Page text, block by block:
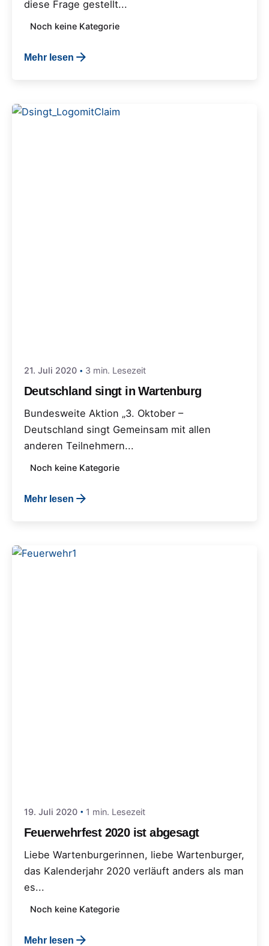
diese Frage gestellt...
Noch keine Kategorie
Mehr lesen
21. Juli 2020 3 min. Lesezeit
Deutschland singt in Wartenburg
Bundesweite Aktion „3. Oktober –
Deutschland singt Gemeinsam mit allen
anderen Teilnehmern...
Noch keine Kategorie
Mehr lesen
19. Juli 2020 1 min. Lesezeit
Feuerwehrfest 2020 ist abgesagt
Liebe Wartenburgerinnen, liebe Wartenburger,
das Kalenderjahr 2020 verläuft anders als man
es...
Noch keine Kategorie
Mehr lesen